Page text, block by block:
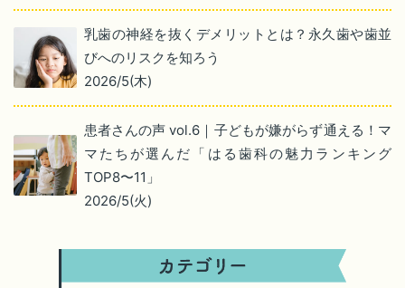
乳歯の神経を抜くデメリットとは？永久歯や歯並
びへのリスクを知ろう
2026/5(木)
患者さんの声 vol.6｜子どもが嫌がらず通える！マ
マたちが選んだ「はる歯科の魅力ランキング
TOP8〜11」
2026/5(火)